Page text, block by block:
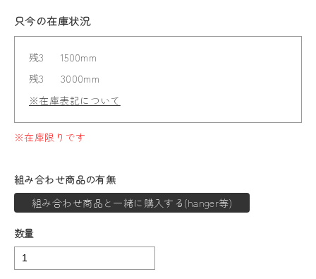
只今の在庫状況
残3
1500mm
残3
3000mm
※在庫表記について
※在庫限りです
組み合わせ商品の有無
組み合わせ商品と一緒に購入する(hanger等)
数量